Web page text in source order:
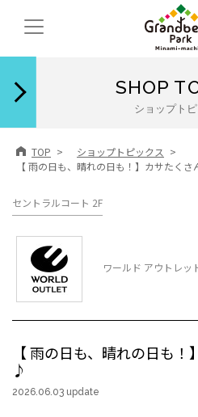
SHOP
ショップト
TOP
ショップトピックス
【 雨の日も、晴れの日も！】カサたく
セントラルコート 2F
ワールド アウトレッ
【 雨の日も、晴れの日も
♪
2026.06.03 update
閉じる